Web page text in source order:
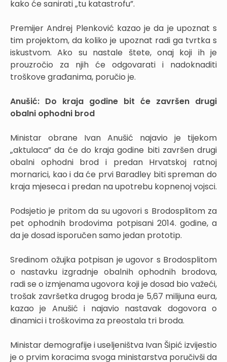
kako će sanirati „tu katastrofu”.
Premijer Andrej Plenković kazao je da je upoznat s
tim projektom, da koliko je upoznat radi ga tvrtka s
iskustvom. Ako su nastale štete, onaj koji ih je
prouzročio za njih će odgovarati i nadoknaditi
troškove građanima, poručio je.
Anušić: Do kraja godine bit će završen drugi
obalni ophodni brod
Ministar obrane Ivan Anušić najavio je tijekom
„aktulaca” da će do kraja godine biti završen drugi
obalni ophodni brod i predan Hrvatskoj ratnoj
mornarici, kao i da će prvi Baradley biti spreman do
kraja mjeseca i predan na upotrebu kopnenoj vojsci.
Podsjetio je pritom da su ugovori s Brodosplitom za
pet ophodnih brodovima potpisani 2014. godine, a
da je dosad isporučen samo jedan prototip.
Sredinom ožujka potpisan je ugovor s Brodosplitom
o nastavku izgradnje obalnih ophodnih brodova,
radi se o izmjenama ugovora koji je dosad bio važeći,
trošak završetka drugog broda je 5,67 milijuna eura,
kazao je Anušić i najavio nastavak dogovora o
dinamici i troškovima za preostala tri broda.
Ministar demografije i useljeništva Ivan Šipić izvijestio
je o prvim koracima svoga ministarstva poručivši da